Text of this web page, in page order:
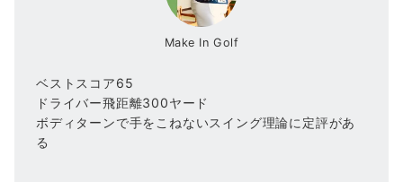
Make In Golf
ベストスコア65
ドライバー飛距離300ヤード
ボディターンで手をこねないスイング理論に定評があ
る